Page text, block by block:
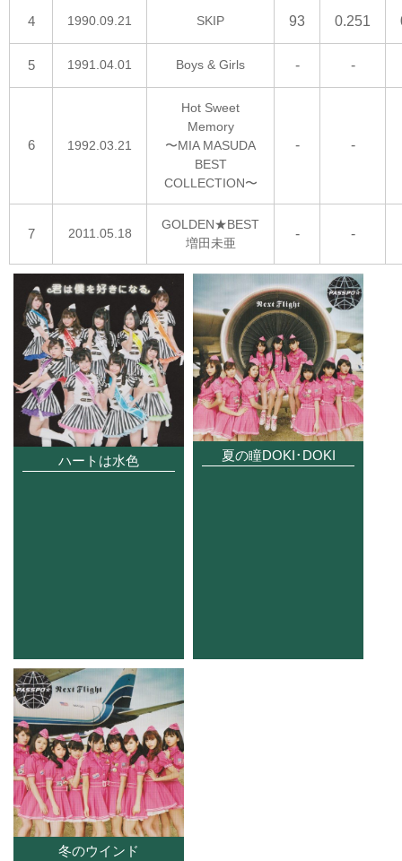
4 1990.09.21 SKIP 93 0.251
5 1991.04.01 Boys & Girls - -
6 1992.03.21
Hot Sweet
Memory
〜MIA MASUDA
BEST
COLLECTION〜
- -
7 2011.05.18
GOLDEN★BEST
増田未亜
- -
ハートは水色 夏の瞳DOKI･DOKI
冬のウインド